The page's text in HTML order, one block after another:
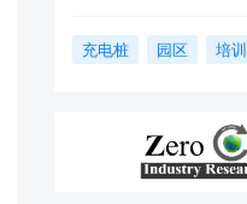
充电桩 园区 培训